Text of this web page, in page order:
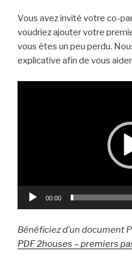
Vous avez invité votre co-
voudriez ajouter votre
vous êtes un peu perdu.
explicative afin de vous
00:00
Bénéficiez d’un document
PDF 2houses – premiers